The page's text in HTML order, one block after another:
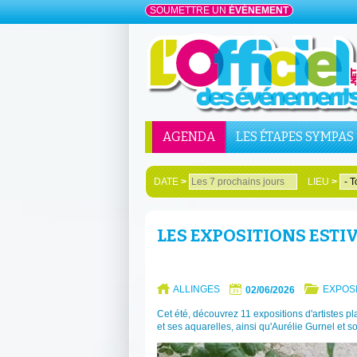
SOUMETTRE UN ÉVÉNEMENT
AGENDA LES ÉTAPES SYMPAS
DATE> LIEU>
LES EXPOSITIONS
ALLINGES 02/06/2026
Cet été, découvrez 11 expositions d'artistes
et ses aquarelles, ainsi qu'Aurélie Gurnel et